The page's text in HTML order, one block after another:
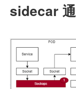
sidecar